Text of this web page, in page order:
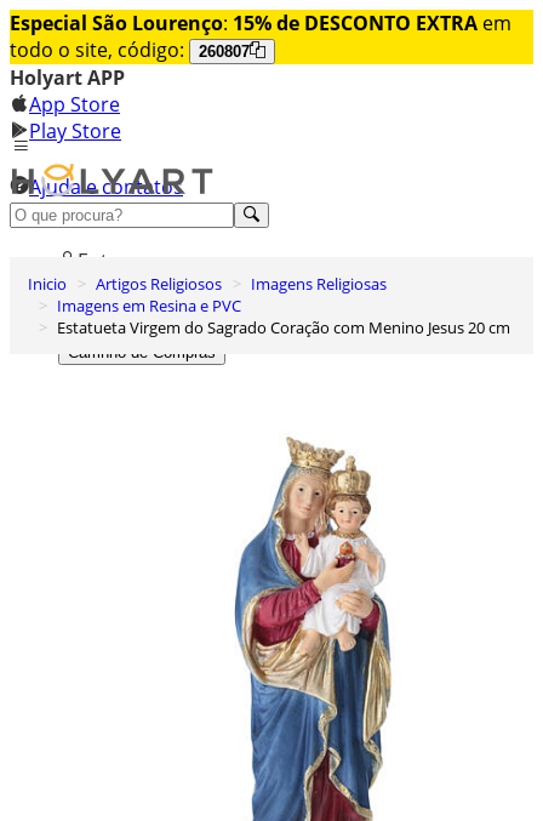
Especial São Lourenço: 15% de DESCONTO EXTRA em
todo o site, código:
260807
Holyart APP
App Store
Play Store
Ajuda e contatos
Conheça premium
Entrar
Lista de Desejos
0
Carrinho de Compras
Inicio Artigos Religiosos
Imagens Religiosas
Imagens em Resina e PVC
Estatueta Virgem do Sagrado Coração com Menino Jesus 20 cm